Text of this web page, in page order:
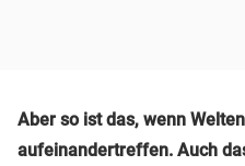
Aber so ist das, wenn
aufeinandertreffen. Auch